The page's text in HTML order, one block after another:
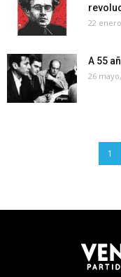
22
A 55
26
1